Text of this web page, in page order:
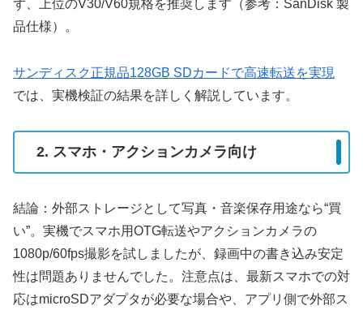
ず、上位のV30/V60規格を推奨します（参考：SanDisk 製
品仕様）。
サンディスク正規品128GB SDカードで高速転送を実現
では、実機検証の結果を詳しく解説しています。
2. スマホ・アクションカメラ向け
結論：外部ストレージとして写真・音楽保存用途なら“買
い”。実機でスマホ用OTG転送やアクションカメラの
1080p/60fps撮影を試しましたが、録画中の書き込み安定
性は問題ありませんでした。注意点は、最新スマホでの対
応はmicroSDアダプタが必要な場合や、アプリ側で外部ス